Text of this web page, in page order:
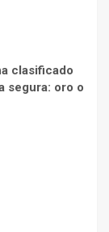
clasificado
segura: oro o